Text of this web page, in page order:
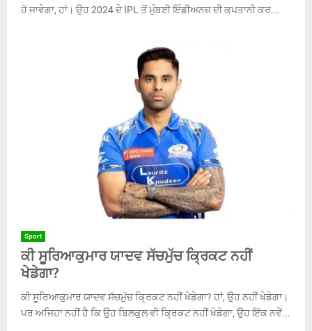
ਹੋ ਜਾਵੇਗਾ, ਹਾਂ। ਉਹ 2024 ਦੇ IPL ਤੋਂ ਮੁੰਬਈ ਇੰਡੀਅਨਜ਼ ਦੀ ਕਪਤਾਨੀ ਕਰ...
Sport
ਕੀ ਸੂਰਿਆਕੁਮਾਰ ਯਾਦਵ ਸੱਚਮੁੱਚ ਕ੍ਰਿਕਟ ਨਹੀਂ
ਖੇਡੇਗਾ?
ਕੀ ਸੂਰਿਆਕੁਮਾਰ ਯਾਦਵ ਸੱਚਮੁੱਚ ਕ੍ਰਿਕਟ ਨਹੀਂ ਖੇਡੇਗਾ? ਹਾਂ, ਉਹ ਨਹੀਂ ਖੇਡੇਗਾ।
ਪਰ ਅਜਿਹਾ ਨਹੀਂ ਹੈ ਕਿ ਉਹ ਬਿਲਕੁਲ ਵੀ ਕ੍ਰਿਕਟ ਨਹੀਂ ਖੇਡੇਗਾ, ਉਹ ਇੱਕ ਨਵੇਂ...